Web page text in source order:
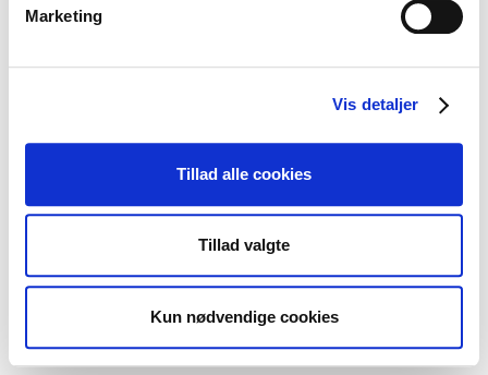
Marketing
Vis detaljer
Tillad alle cookies
Tillad valgte
Kun nødvendige cookies